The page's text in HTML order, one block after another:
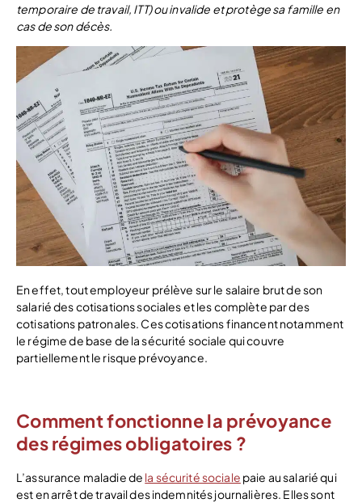
temporaire de travail, ITT) ou invalide et protège sa famille en
cas de son décès.
En effet, tout employeur prélève sur le salaire brut de son
salarié des cotisations sociales et les complète par des
cotisations patronales. Ces cotisations financent notamment
le régime de base de la sécurité sociale qui couvre
partiellement le risque prévoyance.
Comment fonctionne la prévoyance
des régimes obligatoires ?
L’assurance maladie de la sécurité sociale paie au salarié qui
est en arrêt de travail des indemnités journalières. Elles sont